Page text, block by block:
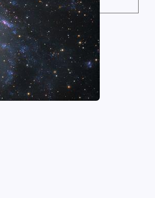
« máj